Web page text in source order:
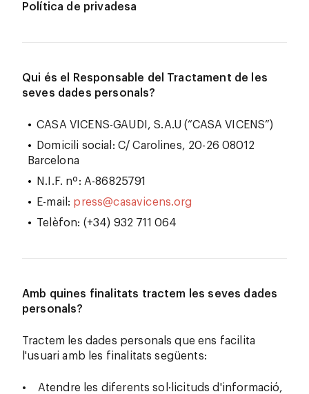
Política de privadesa
Qui és el Responsable del Tractament de les
seves dades personals?
CASA VICENS-GAUDI, S.A.U (“CASA VICENS”)
Domicili social: C/ Carolines, 20-26 08012
Barcelona
N.I.F. nº: A-86825791
E-mail: press@casavicens.org
Telèfon: (+34) 932 711 064
Amb quines finalitats tractem les seves dades
personals?
Tractem les dades personals que ens facilita
l'usuari amb les finalitats següents:
• Atendre les diferents sol·licituds d'informació,